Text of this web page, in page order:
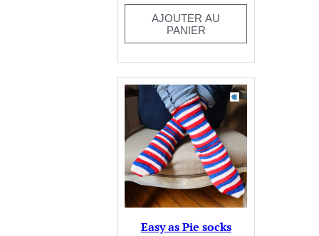
AJOUTER AU
PANIER
Easy as Pie socks